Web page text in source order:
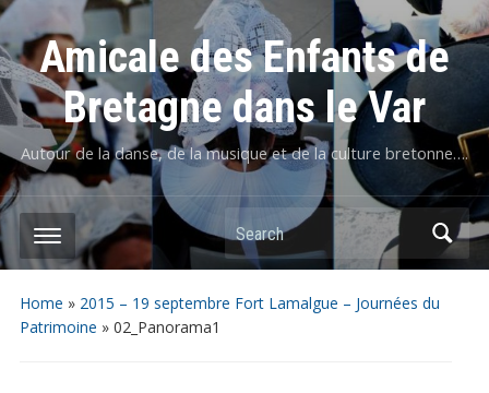
Amicale des Enfants de
Bretagne dans le Var
Autour de la danse, de la musique et de la culture bretonne….
Home » 2015 – 19 septembre Fort Lamalgue – Journées du
Patrimoine » 02_Panorama1